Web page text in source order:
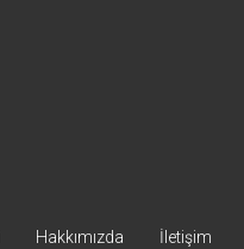
Hakkımızda İletişim